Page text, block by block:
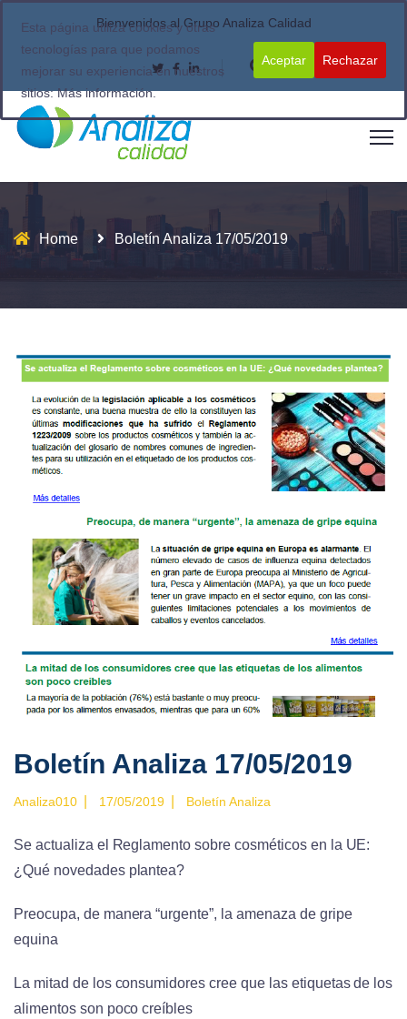
Bienvenidos al Grupo Analiza Calidad
Home Boletín Analiza 17/05/2019
Boletín Analiza 17/05/2019
Analiza010 17/05/2019 Boletín Analiza
Se actualiza el Reglamento sobre cosméticos en la UE:
¿Qué novedades plantea?
Preocupa, de manera “urgente”, la amenaza de gripe
equina
La mitad de los consumidores cree que las etiquetas de los
alimentos son poco creíbles
Esta página utiliza cookies y otras
tecnologías para que podamos
mejorar su experiencia en nuestros
sitios:Más información.
Aceptar Rechazar